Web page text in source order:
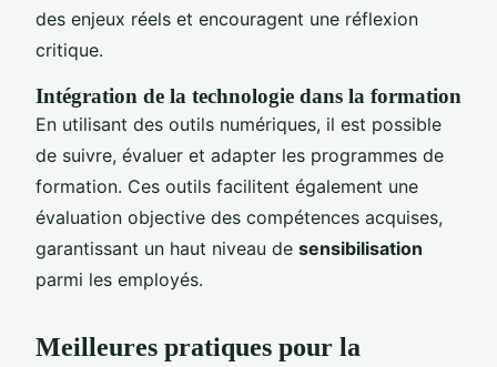
des enjeux réels et encouragent une réflexion
critique.
Intégration de la technologie dans la formation
En utilisant des outils numériques, il est possible
de suivre, évaluer et adapter les programmes de
formation. Ces outils facilitent également une
évaluation objective des compétences acquises,
garantissant un haut niveau de sensibilisation
parmi les employés.
Meilleures pratiques pour la